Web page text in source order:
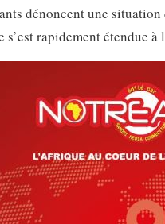
dénoncent une
rapidement étendue